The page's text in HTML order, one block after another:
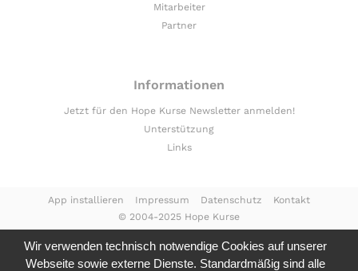
Mitarbeiter
Partner
Informationen
Jetzt für den Hope Kurse Newsletter anmelden!
Unterstützung
Links
© 2004-2025 Hope Kurse
App installieren Impressum Datenschutz Kontakt
Wir verwenden technisch notwendige Cookies auf unserer
Webseite sowie externe Dienste. Standardmäßig sind alle